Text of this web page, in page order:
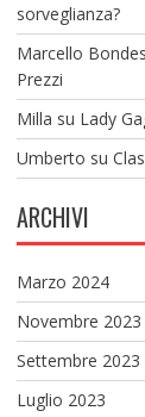
sorveglianza?
Marcello
Prezzi
Milla su Lady
Umberto su
ARCHIVI
Marzo 2024
Novembre 2023
Settembre 2023
Luglio 2023